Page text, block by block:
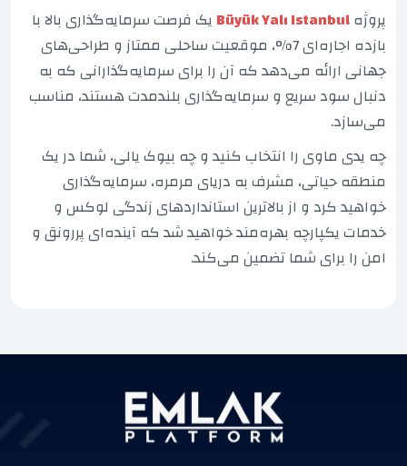
پروژهBüyük Yalı Istanbul یک فرصت سرمایه‌گذاری بالا با
بازده اجاره‌ای 7%، موقعیت ساحلی ممتاز و طراحی‌های
جهانی ارائه می‌دهد که آن را برای سرمایه‌گذارانی که به
دنبال سود سریع و سرمایه‌گذاری بلندمدت هستند، مناسب
می‌سازد.
چه یدی ماوی را انتخاب کنید و چه بیوک یالی، شما در یک
منطقه حیاتی، مشرف به دریای مرمره، سرمایه‌گذاری
خواهید کرد و از بالاترین استانداردهای زندگی لوکس و
خدمات یکپارچه بهره‌مند خواهید شد که آینده‌ای پررونق و
امن را برای شما تضمین می‌کند.